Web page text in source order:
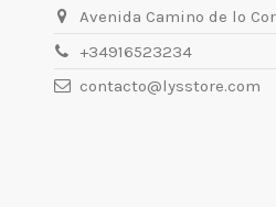
Avenida Camino de lo
+34916523234
contacto@lysstore.com